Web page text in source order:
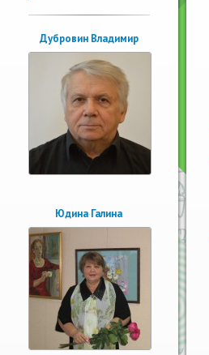
Дубровин Владимир
Юдина Галина